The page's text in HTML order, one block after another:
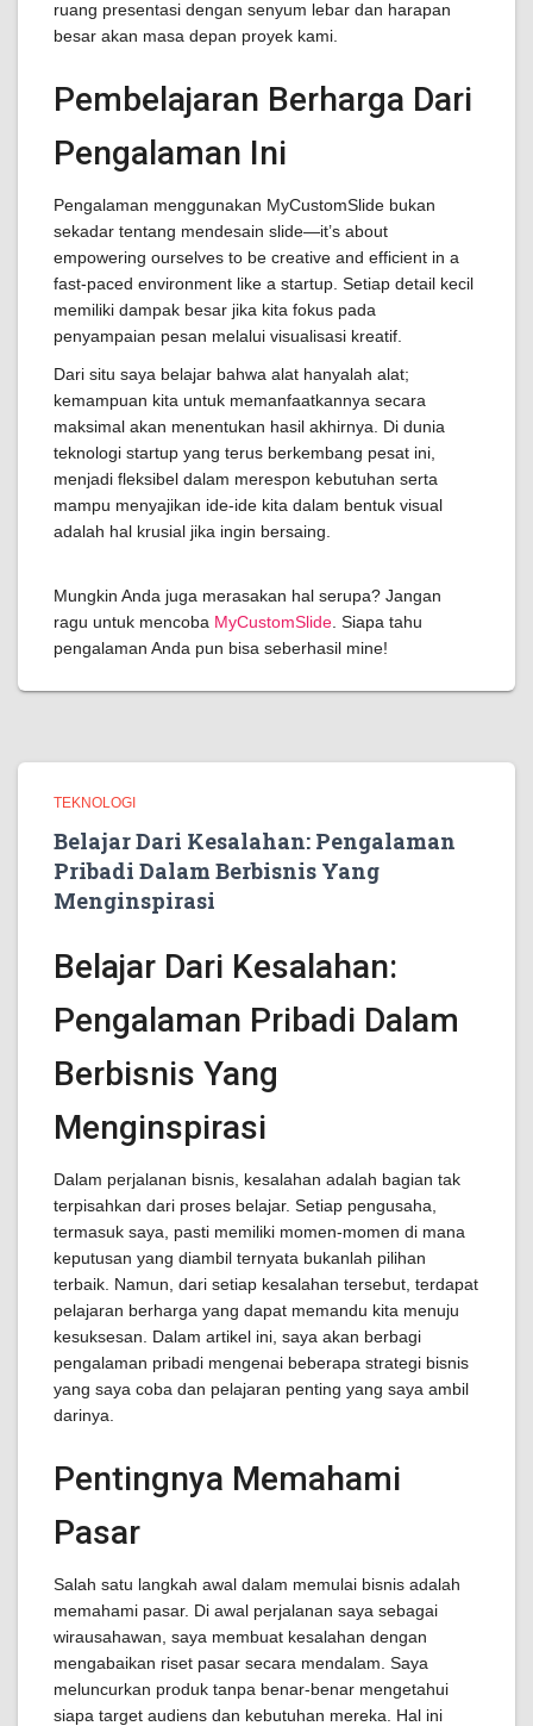
ruang presentasi dengan senyum lebar dan harapan
besar akan masa depan proyek kami.
Pembelajaran Berharga Dari
Pengalaman Ini
Pengalaman menggunakan MyCustomSlide bukan
sekadar tentang mendesain slide—it’s about
empowering ourselves to be creative and efficient in a
fast-paced environment like a startup. Setiap detail kecil
memiliki dampak besar jika kita fokus pada
penyampaian pesan melalui visualisasi kreatif.
Dari situ saya belajar bahwa alat hanyalah alat;
kemampuan kita untuk memanfaatkannya secara
maksimal akan menentukan hasil akhirnya. Di dunia
teknologi startup yang terus berkembang pesat ini,
menjadi fleksibel dalam merespon kebutuhan serta
mampu menyajikan ide-ide kita dalam bentuk visual
adalah hal krusial jika ingin bersaing.
Mungkin Anda juga merasakan hal serupa? Jangan
ragu untuk mencoba MyCustomSlide . Siapa tahu
pengalaman Anda pun bisa seberhasil mine!
TEKNOLOGI
Belajar Dari Kesalahan: Pengalaman
Pribadi Dalam Berbisnis Yang
Menginspirasi
Belajar Dari Kesalahan:
Pengalaman Pribadi Dalam
Berbisnis Yang
Menginspirasi
Dalam perjalanan bisnis, kesalahan adalah bagian tak
terpisahkan dari proses belajar. Setiap pengusaha,
termasuk saya, pasti memiliki momen-momen di mana
keputusan yang diambil ternyata bukanlah pilihan
terbaik. Namun, dari setiap kesalahan tersebut, terdapat
pelajaran berharga yang dapat memandu kita menuju
kesuksesan. Dalam artikel ini, saya akan berbagi
pengalaman pribadi mengenai beberapa strategi bisnis
yang saya coba dan pelajaran penting yang saya ambil
darinya.
Pentingnya Memahami
Pasar
Salah satu langkah awal dalam memulai bisnis adalah
memahami pasar. Di awal perjalanan saya sebagai
wirausahawan, saya membuat kesalahan dengan
mengabaikan riset pasar secara mendalam. Saya
meluncurkan produk tanpa benar-benar mengetahui
siapa target audiens dan kebutuhan mereka. Hal ini